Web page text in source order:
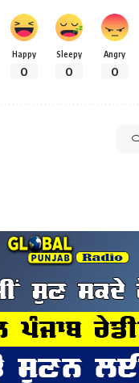
Happy
0
Sleepy
0
Angry
0